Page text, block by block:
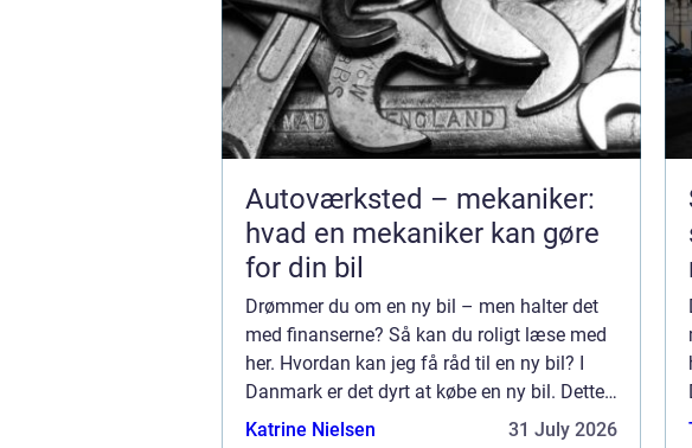
Autoværksted – mekaniker:
hvad en mekaniker kan gøre
for din bil
Drømmer du om en ny bil – men halter det
med finanserne? Så kan du roligt læse med
her. Hvordan kan jeg få råd til en ny bil? I
Danmark er det dyrt at købe en ny bil. Dette
skyldes, at skatter og afgifter, ...
Katrine Nielsen 31 July 2026